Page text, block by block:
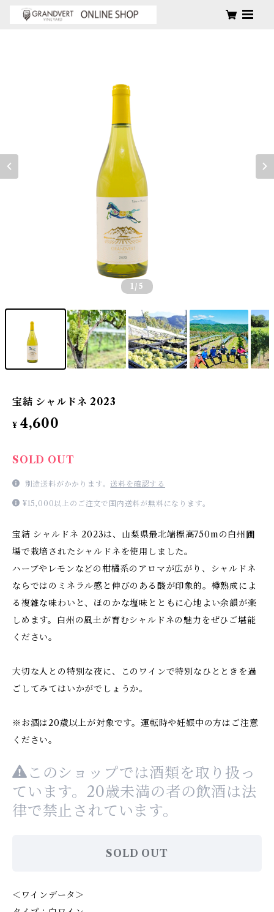
1 /5
宝結 シャルドネ 2023
¥ 4,600
SOLD OUT
別途送料がかかります。送料を確認する
¥15,000以上のご注文で国内送料が無料になります。
宝結 シャルドネ 2023は、山梨県最北端標高750mの白州圃
場で栽培されたシャルドネを使用しました。
ハーブやレモンなどの柑橘系のアロマが広がり、シャルドネ
ならではのミネラル感と伸びのある酸が印象的。樽熟成によ
る複雑な味わいと、ほのかな塩味とともに心地よい余韻が楽
しめます。白州の風土が育むシャルドネの魅力をぜひご堪能
ください。
大切な人との特別な夜に、このワインで特別なひとときを過
ごしてみてはいかがでしょうか。
※お酒は20歳以上が対象です。運転時や妊娠中の方はご注意
ください。
このショップでは酒類を取り扱っ
ています。20歳未満の者の飲酒は法
律で禁止されています。
SOLD OUT
＜ワインデータ＞